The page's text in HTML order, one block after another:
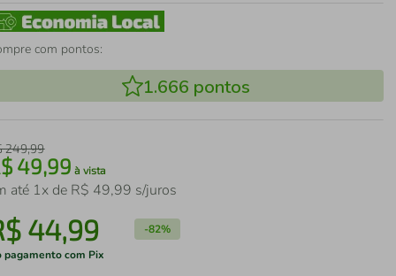
com pontos:
1.666 pontos
249,99
49,99 à vista
até 1x de R$ 49,99 s/juros
44,99 -82%
pagamento com Pix